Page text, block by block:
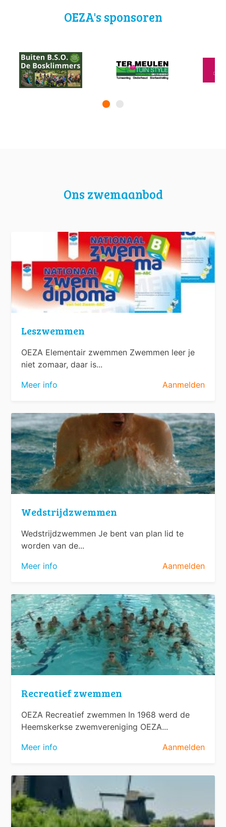
OEZA's sponsoren
Ons zwemaanbod
Leszwemmen
OEZA Elementair zwemmen Zwemmen leer je
niet zomaar, daar is...
Meer info
Aanmelden
Wedstrijdzwemmen
Wedstrijdzwemmen Je bent van plan lid te
worden van de...
Meer info
Aanmelden
Recreatief zwemmen
OEZA Recreatief zwemmen In 1968 werd de
Heemskerkse zwemvereniging OEZA...
Meer info
Aanmelden